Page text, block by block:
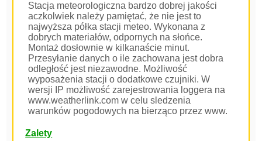
Stacja meteorologiczna bardzo dobrej jakości
aczkolwiek należy pamiętać, że nie jest to
najwyższa półka stacji meteo. Wykonana z
dobrych materiałów, odpornych na słońce.
Montaż dosłownie w kilkanaście minut.
Przesyłanie danych o ile zachowana jest dobra
odległość jest niezawodne. Możliwość
wyposażenia stacji o dodatkowe czujniki. W
wersji IP możliwość zarejestrowania loggera na
www.weatherlink.com w celu sledzenia
warunków pogodowych na bierząco przez www.
Zalety